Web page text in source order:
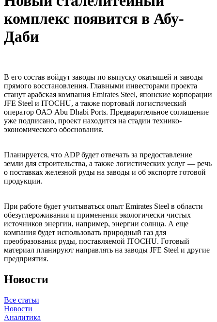
комплекс появится в Абу-
Даби
В его состав войдут заводы по выпуску окатышей и заводы
прямого восстановления. Главными инвесторами проекта
станут арабская компания Emirates Steel, японские корпорации
JFE Steel и ITOCHU, а также портовый логистический
оператор ОАЭ Abu Dhabi Ports. Предварительное соглашение
уже подписано, проект находится на стадии технико-
экономического обоснования.
Планируется, что ADP будет отвечать за предоставление
земли для строительства, а также логистических услуг — речь
о поставках железной руды на заводы и об экспорте готовой
продукции.
При работе будет учитываться опыт Emirates Steel в области
обезуглероживания и применения экологически чистых
источников энергии, например, энергии солнца. А еще
компания будет использовать природный газ для
преобразования руды, поставляемой ITOCHU. Готовый
материал планируют направлять на заводы JFE Steel и другие
предприятия.
Новости
Все статьи
Новости
Аналитика